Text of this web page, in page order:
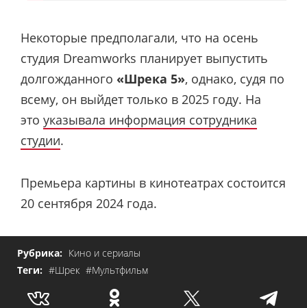
Некоторые предполагали, что на осень
студия Dreamworks планирует выпустить
долгожданного «Шрека 5», однако, судя по
всему, он выйдет только в 2025 году. На
это указывала информация сотрудника
студии.
Премьера картины в кинотеатрах состоится
20 сентября 2024 года.
Рубрика: Кино и сериалы
Теги: #Шрек #Мультфильм